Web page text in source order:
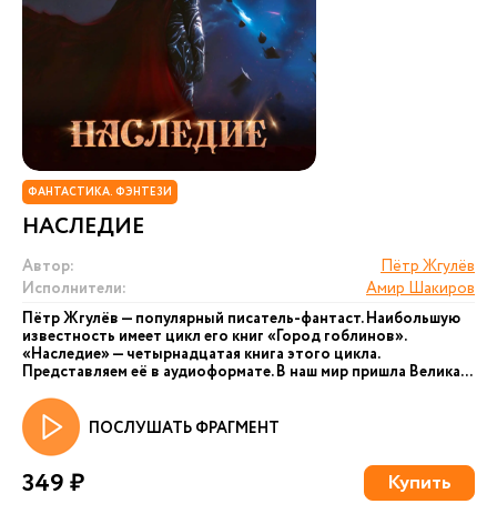
ФАНТАСТИКА. ФЭНТЕЗИ
НАСЛЕДИЕ
Автор:
Пётр Жгулёв
Исполнители:
Амир Шакиров
Пётр Жгулёв — популярный писатель-фантаст. Наибольшую
известность имеет цикл его книг «Город гоблинов».
«Наследие» — четырнадцатая книга этого цикла.
Представляем её в аудиоформате. В наш мир пришла Велика...
ПОСЛУШАТЬ ФРАГМЕНТ
349 ₽ Купить